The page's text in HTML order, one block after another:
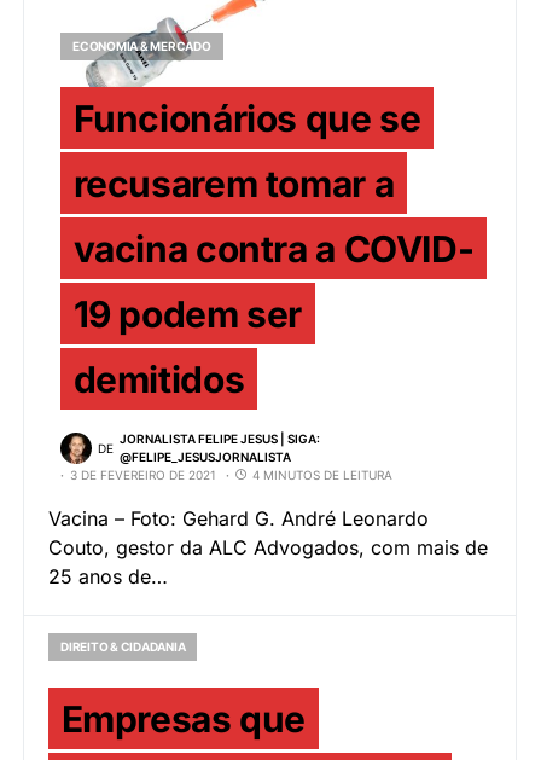
ECONOMIA & MERCADO
Funcionários que se
recusarem tomar a
vacina contra a COVID-
19 podem ser
demitidos
DE
JORNALISTA FELIPE JESUS | SIGA:
@FELIPE_JESUSJORNALISTA
3 DE FEVEREIRO DE 2021
4 MINUTOS DE LEITURA
Vacina – Foto: Gehard G. André Leonardo
Couto, gestor da ALC Advogados, com mais de
25 anos de…
DIREITO & CIDADANIA
Empresas que